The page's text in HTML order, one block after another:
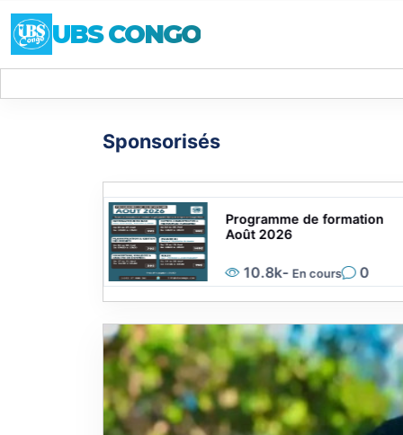
UBS CONGO
Sponsorisés
Programme de formation
Août 2026
10.8k- En cours 0